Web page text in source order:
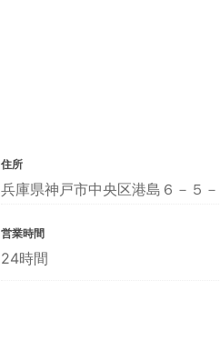
住所
兵庫県神戸市中央区港島６－５－
営業時間
24時間